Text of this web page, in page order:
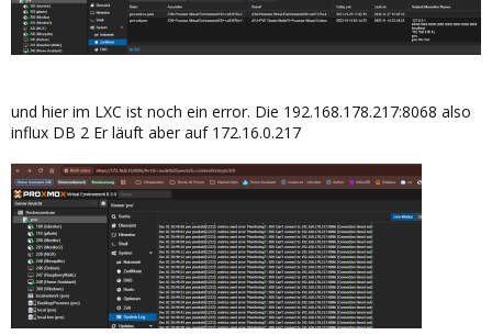
und hier im LXC ist noch ein error. Die 192.168.178.217:8068 also
influx DB 2 Er läuft aber auf 172.16.0.217